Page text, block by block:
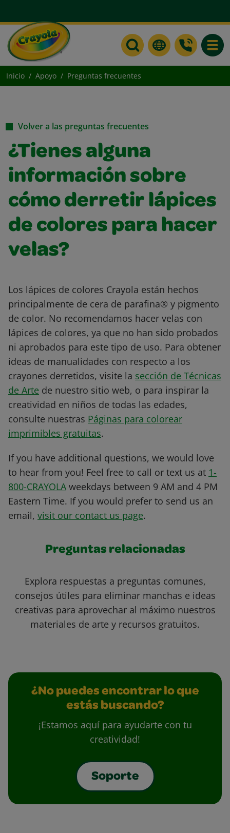
Inicio Apoyo Preguntas frecuentes
Volver a las preguntas frecuentes
¿Tienes alguna
información sobre
cómo derretir lápices
de colores para hacer
velas?
Los lápices de colores Crayola están hechos
principalmente de cera de parafina® y pigmento
de color. No recomendamos hacer velas con
lápices de colores, ya que no han sido probados
ni aprobados para este tipo de uso. Para obtener
ideas de manualidades con respecto a los
crayones derretidos, visite la sección de Técnicas
de Arte de nuestro sitio web, o para inspirar la
creatividad en niños de todas las edades,
consulte nuestras Páginas para colorear
imprimibles gratuitas.
If you have additional questions, we would love
to hear from you! Feel free to call or text us at 1-
800-CRAYOLA weekdays between 9 AM and 4 PM
Eastern Time. If you would prefer to send us an
email, visit our contact us page.
Preguntas relacionadas
Explora respuestas a preguntas comunes,
consejos útiles para eliminar manchas e ideas
creativas para aprovechar al máximo nuestros
materiales de arte y recursos gratuitos.
¿No puedes encontrar lo que
estás buscando?
¡Estamos aquí para ayudarte con tu
creatividad!
Soporte